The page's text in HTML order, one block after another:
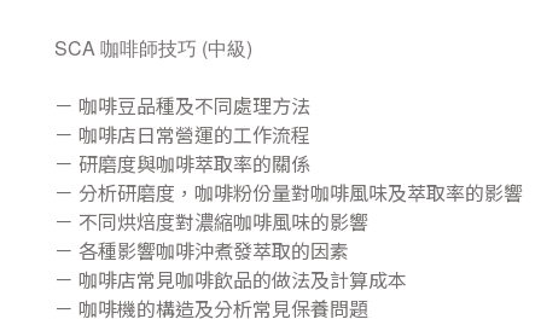
SCA 咖啡師技巧 (中級)
－ 咖啡豆品種及不同處理方法
－ 咖啡店日常營運的工作流程
－ 研磨度與咖啡萃取率的關係
－ 分析研磨度，咖啡粉份量對咖啡風味及萃取率的影響
－ 不同烘焙度對濃縮咖啡風味的影響
－ 各種影響咖啡沖煮發萃取的因素
－ 咖啡店常見咖啡飲品的做法及計算成本
－ 咖啡機的構造及分析常見保養問題